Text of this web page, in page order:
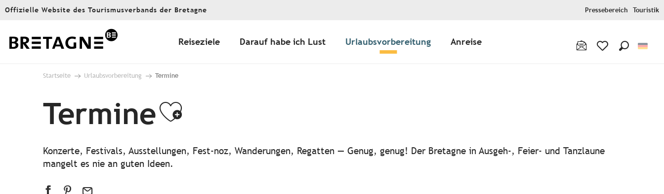
Aller
principal
Offizielle Website des Tourismusverbands der Bretagne Pressebereich Touristik
Reiseziele Darauf habe ich Lust Urlaubsvorbereitung Anreise
Startseite Urlaubsvorbereitung Termine
TermineAjouter aux favoris
Konzerte, Festivals, Ausstellungen, Fest-noz, Wanderungen, Regatten — Genug, genug! Der Bretagne in Ausgeh-, Feier- und Tanzlaune
mangelt es nie an guten Ideen.